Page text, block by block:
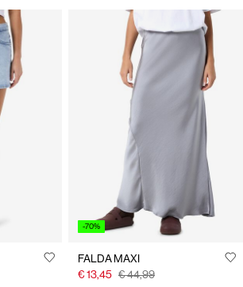
-70%
FALDA MAXI
€ 13,45 € 44,99